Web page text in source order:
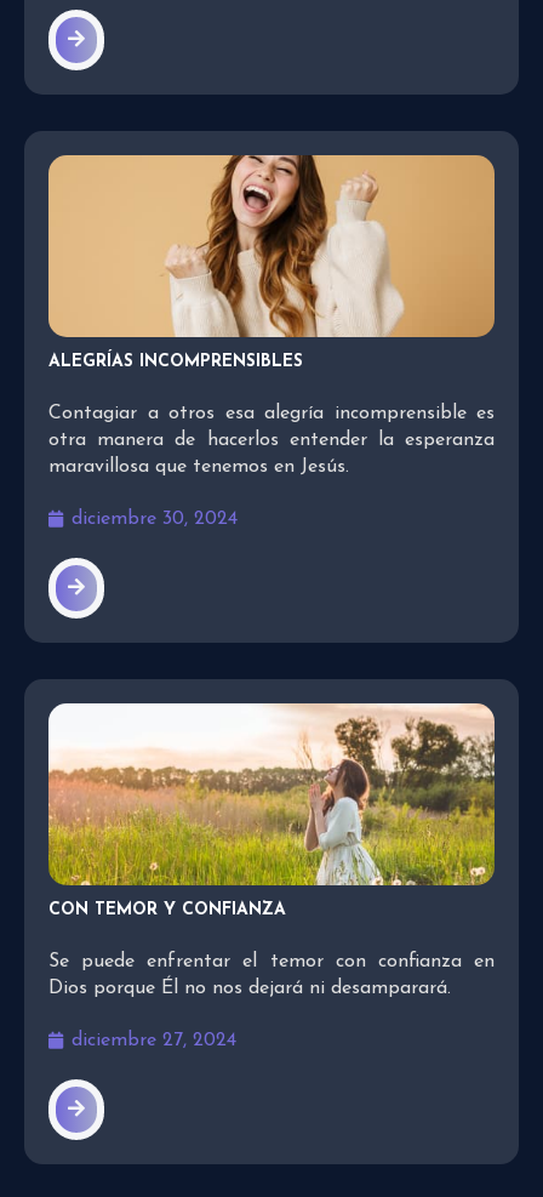
ALEGRÍAS INCOMPRENSIBLES
Contagiar a otros esa alegría incomprensible es
otra manera de hacerlos entender la esperanza
maravillosa que tenemos en Jesús.
diciembre 30, 2024
CON TEMOR Y CONFIANZA
Se puede enfrentar el temor con confianza en
Dios porque Él no nos dejará ni desamparará.
diciembre 27, 2024